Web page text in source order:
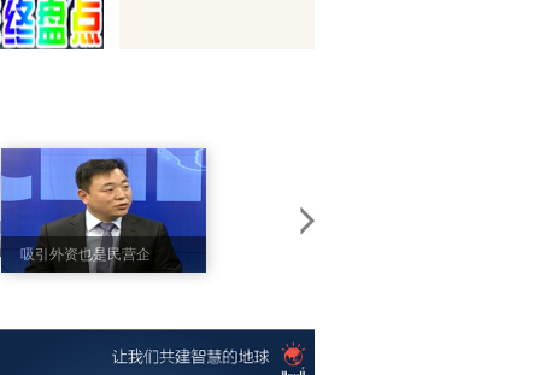
访英菲尼迪中国区
理戴雷
吸引外资也是民营企